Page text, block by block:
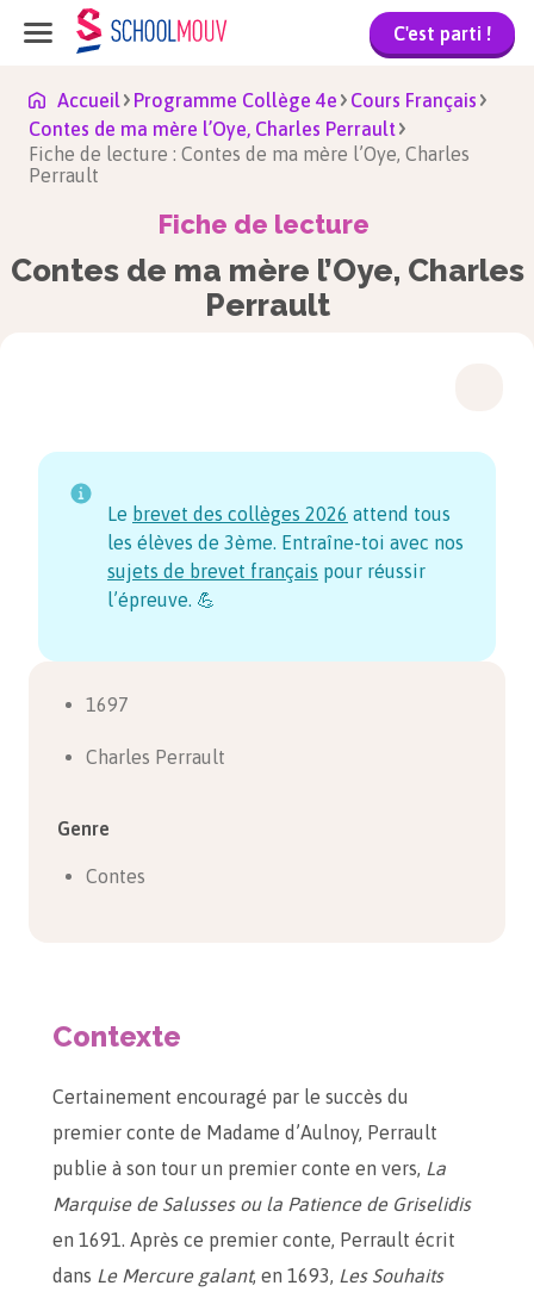
C'est parti !
Accueil Programme Collège 4e
Cours Français
Contes de ma mère l’Oye, Charles Perrault
Fiche de lecture : Contes de ma mère l’Oye, Charles
Perrault
Fiche de lecture
Contes de ma mère l’Oye, Charles
Perrault
Le brevet des collèges 2026 attend tous
les élèves de 3ème. Entraîne-toi avec nos
sujets de brevet français pour réussir
l’épreuve. 💪
1697
Charles Perrault
Genre
Contes
Contexte
Certainement encouragé par le succès du
premier conte de Madame d’Aulnoy, Perrault
publie à son tour un premier conte en vers, La
Marquise de Salusses ou la Patience de Griselidis
en 1691. Après ce premier conte, Perrault écrit
dans Le Mercure galant, en 1693, Les Souhaits